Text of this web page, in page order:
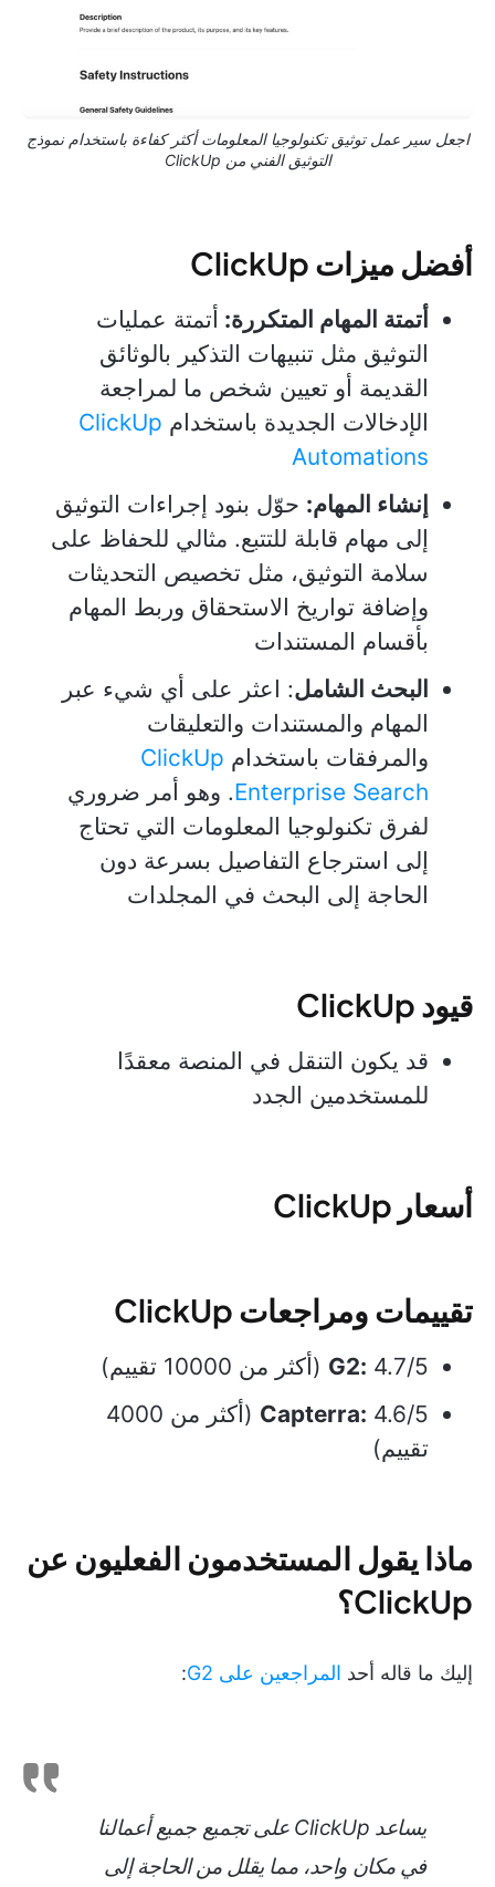
اجعل سير عمل توثيق تكنولوجيا المعلومات أكثر كفاءة باستخدام نموذج
التوثيق الفني من ClickUp
أفضل ميزات ClickUp
أتمتة المهام المتكررة: أتمتة عمليات
التوثيق مثل تنبيهات التذكير بالوثائق
القديمة أو تعيين شخص ما لمراجعة
الإدخالات الجديدة باستخدام ClickUp
Automations
إنشاء المهام: حوّل بنود إجراءات التوثيق
إلى مهام قابلة للتتبع. مثالي للحفاظ على
سلامة التوثيق، مثل تخصيص التحديثات
وإضافة تواريخ الاستحقاق وربط المهام
بأقسام المستندات
البحث الشامل: اعثر على أي شيء عبر
المهام والمستندات والتعليقات
والمرفقات باستخدام ClickUp
Enterprise Search. وهو أمر ضروري
لفرق تكنولوجيا المعلومات التي تحتاج
إلى استرجاع التفاصيل بسرعة دون
الحاجة إلى البحث في المجلدات
قيود ClickUp
قد يكون التنقل في المنصة معقدًا
للمستخدمين الجدد
أسعار ClickUp
تقييمات ومراجعات ClickUp
G2: 4.7/5 (أكثر من 10000 تقييم)
Capterra:
4.6/5 (أكثر من 4000
تقييم)
ماذا يقول المستخدمون الفعليون عن
ClickUp؟
إليك ما قاله أحد المراجعين على G2 :
يساعد ClickUp على تجميع جميع أعمالنا
في مكان واحد، مما يقلل من الحاجة إلى